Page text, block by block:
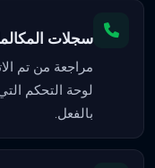
سجلات
مراجعة من تم
لوحة التحكم
بالفعل.